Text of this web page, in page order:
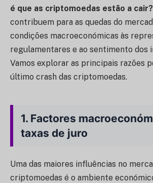
é que as criptomoedas estão a
contribuem para as quedas do
condições macroeconómicas às
regulamentares e ao sentimento dos
Vamos explorar as principais razões
último crash das criptomoedas.
1. Factores
taxas de juro
Uma das maiores influências no
criptomoedas é o ambiente